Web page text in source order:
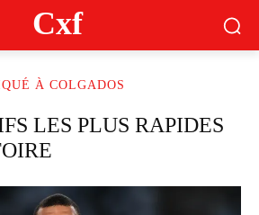
Cxf
À COLGADOS
LES PLUS RAPIDES